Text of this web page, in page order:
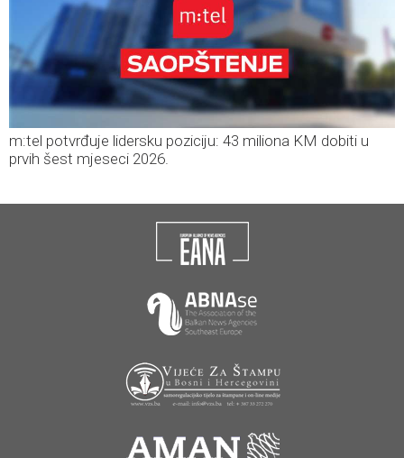
m:tel potvrđuje lidersku poziciju: 43 miliona KM dobiti u
prvih šest mjeseci 2026.